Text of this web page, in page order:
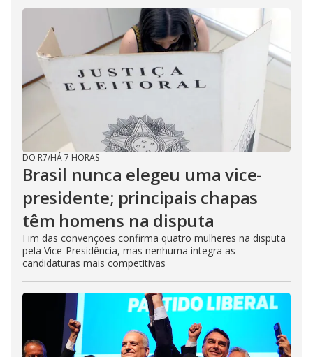
DO R7/HÁ 7 HORAS
Brasil nunca elegeu uma vice-
presidente; principais chapas
têm homens na disputa
Fim das convenções confirma quatro mulheres na disputa
pela Vice-Presidência, mas nenhuma integra as
candidaturas mais competitivas